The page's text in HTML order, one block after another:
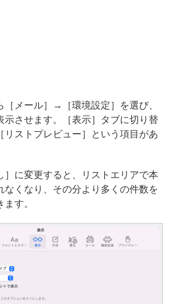
メール］→［環境設定］を選び、
示させます。［表示］タブに切り替
リストプレビュー］という項目があ
に変更すると、リストエリアで本
なくなり、その分より多くの件数を
す。